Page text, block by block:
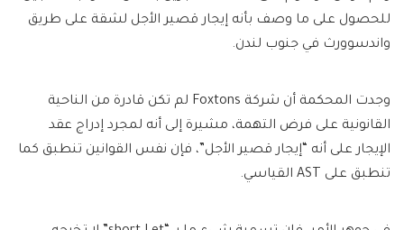
للحصول على ما وصف بأنه إيجار قصير الأجل لشقة على طريق
واندسوورث في جنوب لندن.
وجدت المحكمة أن شركة Foxtons لم تكن قادرة من الناحية
القانونية على فرض التهمة، مشيرة إلى أنه لمجرد إدراج عقد
الإيجار على أنه “إيجار قصير الأجل”، فإن نفس القوانين تنطبق كما
تنطبق على AST القياسي.